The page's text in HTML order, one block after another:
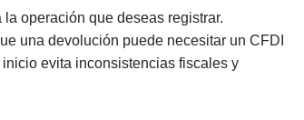
operación que deseas registrar.
una devolución puede necesitar un CFDI
evita inconsistencias fiscales y